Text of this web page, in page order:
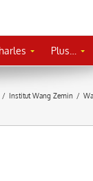
Plus…
/ Institut Wang Zemin /